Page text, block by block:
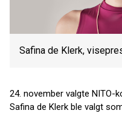
Safina de Klerk,
24. november valgte NITO-
Safina de Klerk ble valgt